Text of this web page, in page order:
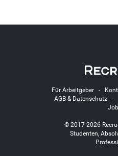
Für Arbeitgeber-
AGB & Datenschutz-
© 2017-2026
Studenten,